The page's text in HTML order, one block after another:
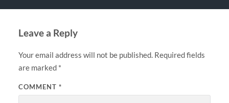
Leave a Reply
Your email address will not be published. Required fields
are marked *
COMMENT *